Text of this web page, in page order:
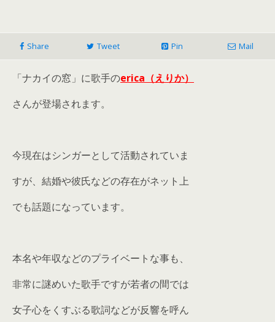
Share Tweet Pin Mail
「ナカイの窓」に歌手のerica（えりか）
さんが登場されます。
今現在はシンガーとして活動されていま
すが、結婚や彼氏などの存在がネット上
でも話題になっています。
本名や年収などのプライベートな事も、
非常に謎めいた歌手ですが若者の間では
女子心をくすぶる歌詞などが反響を呼ん